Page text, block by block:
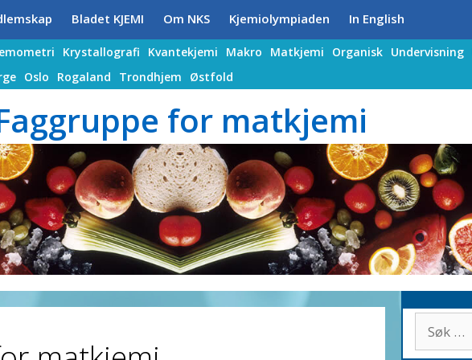
Bladet KJEMI Om NKS Kjemiolympiaden In English
Krystallografi Kvantekjemi Makro Matkjemi Organisk Undervisning
Oslo Rogaland Trondhjem Østfold
for matkjemi
etter: